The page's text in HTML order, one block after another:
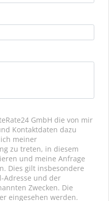
GmbH die von mir
Kontaktdaten dazu
meiner
zu treten, in diesem
und meine Anfrage
Dies gilt insbesondere
Adresse und der
Zwecken. Die
eingesehen werden.